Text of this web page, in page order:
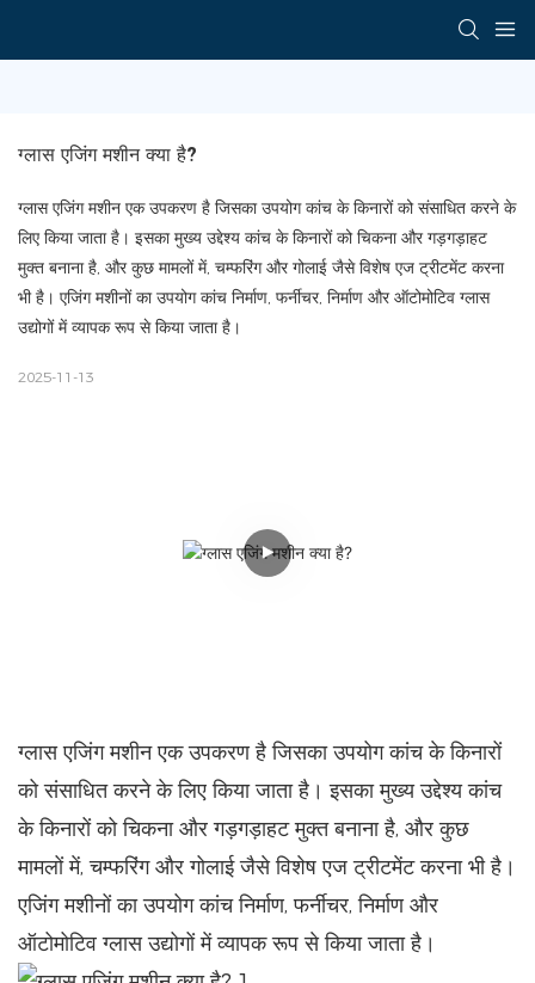
ग्लास एजिंग मशीन क्या है?
ग्लास एजिंग मशीन एक उपकरण है जिसका उपयोग कांच के किनारों को संसाधित करने के
लिए किया जाता है। इसका मुख्य उद्देश्य कांच के किनारों को चिकना और गड़गड़ाहट
मुक्त बनाना है, और कुछ मामलों में, चम्फरिंग और गोलाई जैसे विशेष एज ट्रीटमेंट करना
भी है। एजिंग मशीनों का उपयोग कांच निर्माण, फर्नीचर, निर्माण और ऑटोमोटिव ग्लास
उद्योगों में व्यापक रूप से किया जाता है।
2025-11-13
ग्लास एजिंग मशीन एक उपकरण है जिसका उपयोग कांच के किनारों
को संसाधित करने के लिए किया जाता है। इसका मुख्य उद्देश्य कांच
के किनारों को चिकना और गड़गड़ाहट मुक्त बनाना है, और कुछ
मामलों में, चम्फरिंग और गोलाई जैसे विशेष एज ट्रीटमेंट करना भी है।
एजिंग मशीनों का उपयोग कांच निर्माण, फर्नीचर, निर्माण और
ऑटोमोटिव ग्लास उद्योगों में व्यापक रूप से किया जाता है।